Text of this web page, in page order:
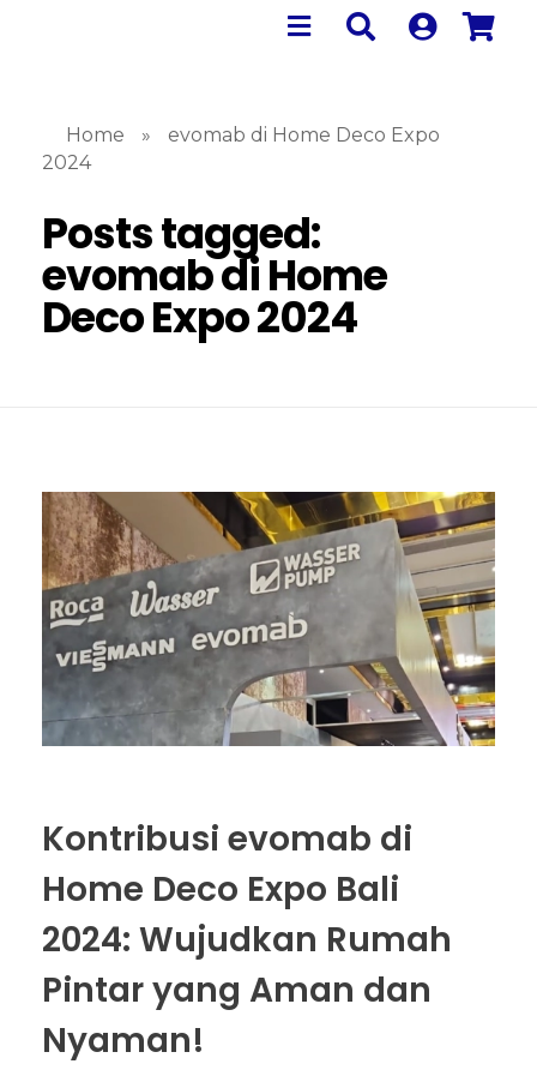
Home »
evomab di Home Deco Expo
2024
Posts tagged:
evomab di Home
Deco Expo 2024
Kontribusi evomab di
Home Deco Expo Bali
2024: Wujudkan Rumah
Pintar yang Aman dan
Nyaman!